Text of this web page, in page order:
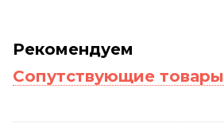
Рекомендуем
Сопутствующие товары